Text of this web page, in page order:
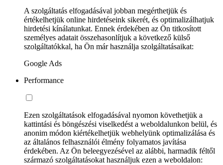
A szolgáltatás elfogadásával jobban megérthetjük és
értékelhetjük online hirdetéseink sikerét, és optimalizálhatjuk
hirdetési kínálatunkat. Ennek érdekében az Ön titkosított
személyes adatait összehasonlítjuk a következő külső
szolgáltatókkal, ha Ön már használja szolgáltatásaikat:
Google Ads
Performance
Ezen szolgáltatások elfogadásával nyomon követhetjük a
kattintási és böngészési viselkedést a weboldalunkon belül, és
anonim módon kiértékelhetjük webhelyünk optimalizálása és
az általános felhasználói élmény folyamatos javítása
érdekében. Az Ön beleegyezésével az alábbi, harmadik féltől
származó szolgáltatásokat használjuk ezen a weboldalon: